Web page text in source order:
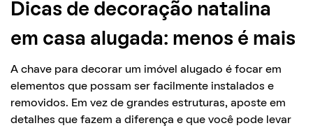
Dicas de decoração natalina
em casa alugada: menos é mais
A chave para decorar um imóvel alugado é focar em
elementos que possam ser facilmente instalados e
removidos. Em vez de grandes estruturas, aposte em
detalhes que fazem a diferença e que você pode levar